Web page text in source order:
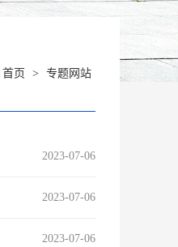
首页 > 专题网站
2023-07-06
2023-07-06
2023-07-06